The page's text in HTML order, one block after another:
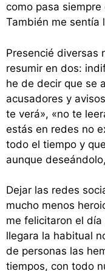
como pasa
También me sentía
Presencié diversas
resumir en dos:
he de decir que se
acusadores y
te verá», «no te
estás en redes no
todo el tiempo y
aunque
Dejar las redes
mucho menos
me felicitaron el
llegara la habitual
de personas las
tiempos, con todo